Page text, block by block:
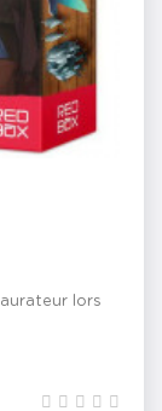
lors